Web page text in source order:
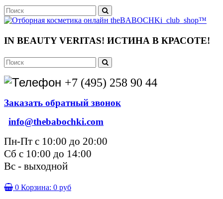
IN BEAUTY VERITAS! ИСТИНА В КРАСОТЕ!
+7 (495) 258 90 44
Заказать обратный звонок
info@thebabochki.com
Пн-Пт с 10:00 до 20:00
Сб с 10:00 до 14:00
Вс - выходной
0 Корзина: 0 руб